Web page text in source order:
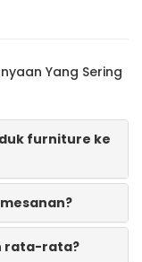
Yang Sering
furniture ke
rata-rata?